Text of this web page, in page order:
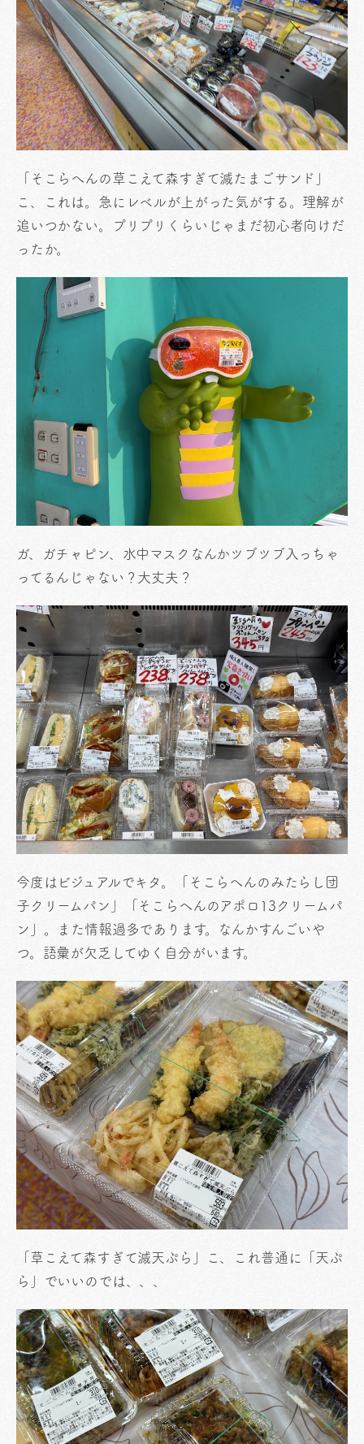
「そこらへんの草こえて森すぎて滅たまごサンド」
こ、これは。急にレベルが上がった気がする。理解が
追いつかない。プリプリくらいじゃまだ初心者向けだ
ったか。
ガ、ガチャピン、水中マスクなんかツブツブ入っちゃ
ってるんじゃない？大丈夫？
今度はビジュアルでキタ。「そこらへんのみたらし団
子クリームパン」「そこらへんのアポロ13クリームパ
ン」。また情報過多であります。なんかすんごいや
つ。語彙が欠乏してゆく自分がいます。
「草こえて森すぎて滅天ぷら」こ、これ普通に「天ぷ
ら」でいいのでは、、、